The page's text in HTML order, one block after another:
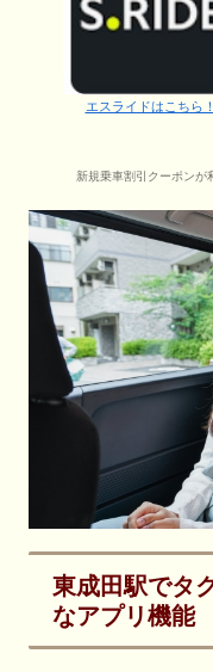
エスライドはこちら！
新規乗車割引クーポンが
東成田駅でタ
なアプリ機能